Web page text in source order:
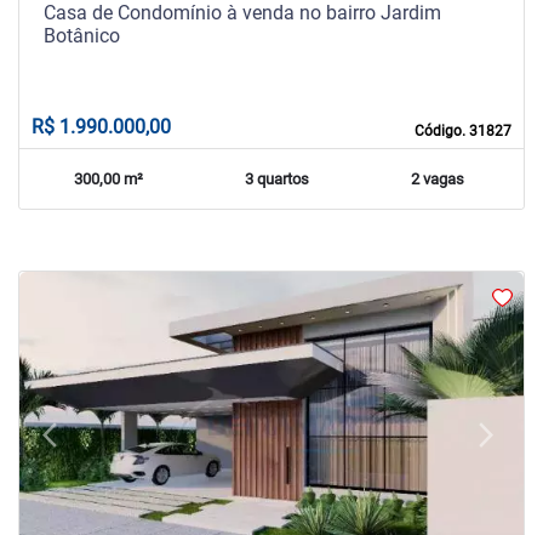
Código. 31827
Casa de Condomínio à venda no bairro Jardim
Botânico
R$ 1.990.000,00
300,00 m² 3 quartos 2 vagas
arrow_back_iosPrevious arrow_forward_iosNext